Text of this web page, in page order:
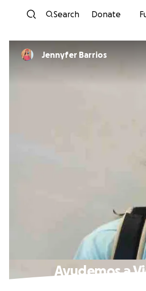
Search Donate
Jennyfer Barrios
Ayudemos a